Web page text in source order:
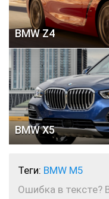
BMW Z4
BMW X5
Теги: BMW M5
Ошибка в